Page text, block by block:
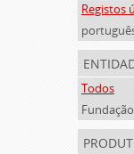
Registos
Todos